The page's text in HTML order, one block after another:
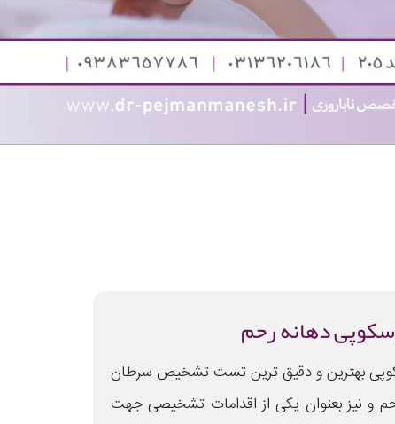
دهانه رحم
بهترین و دقیق ترین تست تشخیص سرطان
و نیز بعنوان یکی از اقدامات تشخیصی جهت